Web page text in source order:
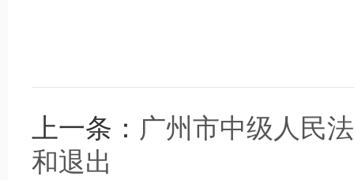
上一条： 广州市中级人民
和退出